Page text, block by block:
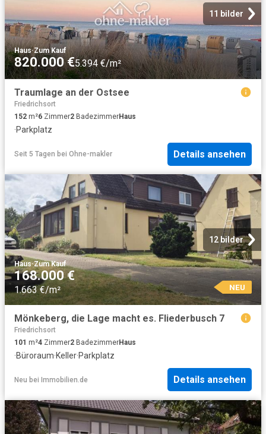
11 bilder
Haus·Zum Kauf
820.000 €5.394 €/m²
Traumlage an der Ostsee
Friedrichsort
152 m²6 Zimmer2 BadezimmerHaus
·Parkplatz
Seit 5 Tagen bei Ohne-makler Details ansehen
12 bilder
Haus·Zum Kauf
168.000 €
1.663 €/m² NEU
Mönkeberg, die Lage macht es. Fliederbusch 7
Friedrichsort
101 m²4 Zimmer2 BadezimmerHaus
·Büroraum·Keller·Parkplatz
Neu bei Immobilien.de Details ansehen